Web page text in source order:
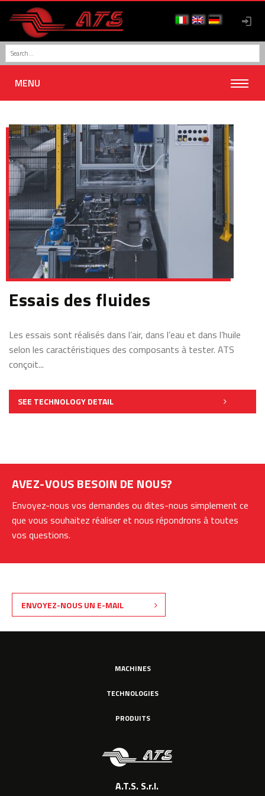
MENU
Essais des fluides
Les essais sont réalisés dans l’air, dans l’eau et dans l’huile
selon les caractéristiques des composants à tester. ATS
conçoit...
SEE TECHNOLOGY DETAIL
AVEZ-VOUS BESOIN DE NOUS?
Envoyez-nous vos demandes ou dites-nous simplement ce
que vous souhaitez réaliser et nous répondrons à toutes
vos questions.
ENVOYEZ-NOUS UN E-MAIL
MACHINES
TECHNOLOGIES
PRODUITS
A.T.S. S.r.l.